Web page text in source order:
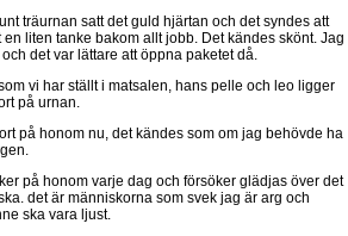
träurnan satt det guld hjärtan och det syndes att
liten tanke bakom allt jobb. Det kändes skönt. Jag
det var lättare att öppna paketet då.
vi har ställt i matsalen, hans pelle och leo ligger
på urnan.
på honom nu, det kändes som om jag behövde ha
på honom varje dag och försöker glädjas över det
det är människorna som svek jag är arg och
ska vara ljust.